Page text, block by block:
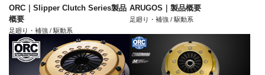
ORC｜Slipper Clutch Series製品
概要
足廻り・補強 / 駆動系
ARUGOS｜製品概要
足廻り・補強 / 駆動系